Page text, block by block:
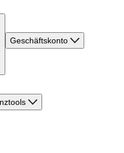
Geschäftskonto